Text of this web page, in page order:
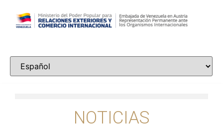
NOTICIAS